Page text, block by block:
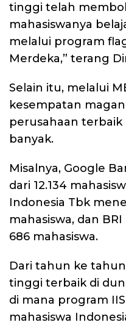
tinggi telah
mahasiswanya
melalui program
Merdeka,” terang
Selain itu, melalui
kesempatan
perusahaan terbaik
banyak.
Misalnya, Google
dari 12.134
Indonesia Tbk
mahasiswa, dan
686 mahasiswa.
Dari tahun ke
tinggi terbaik di
di mana program
mahasiswa